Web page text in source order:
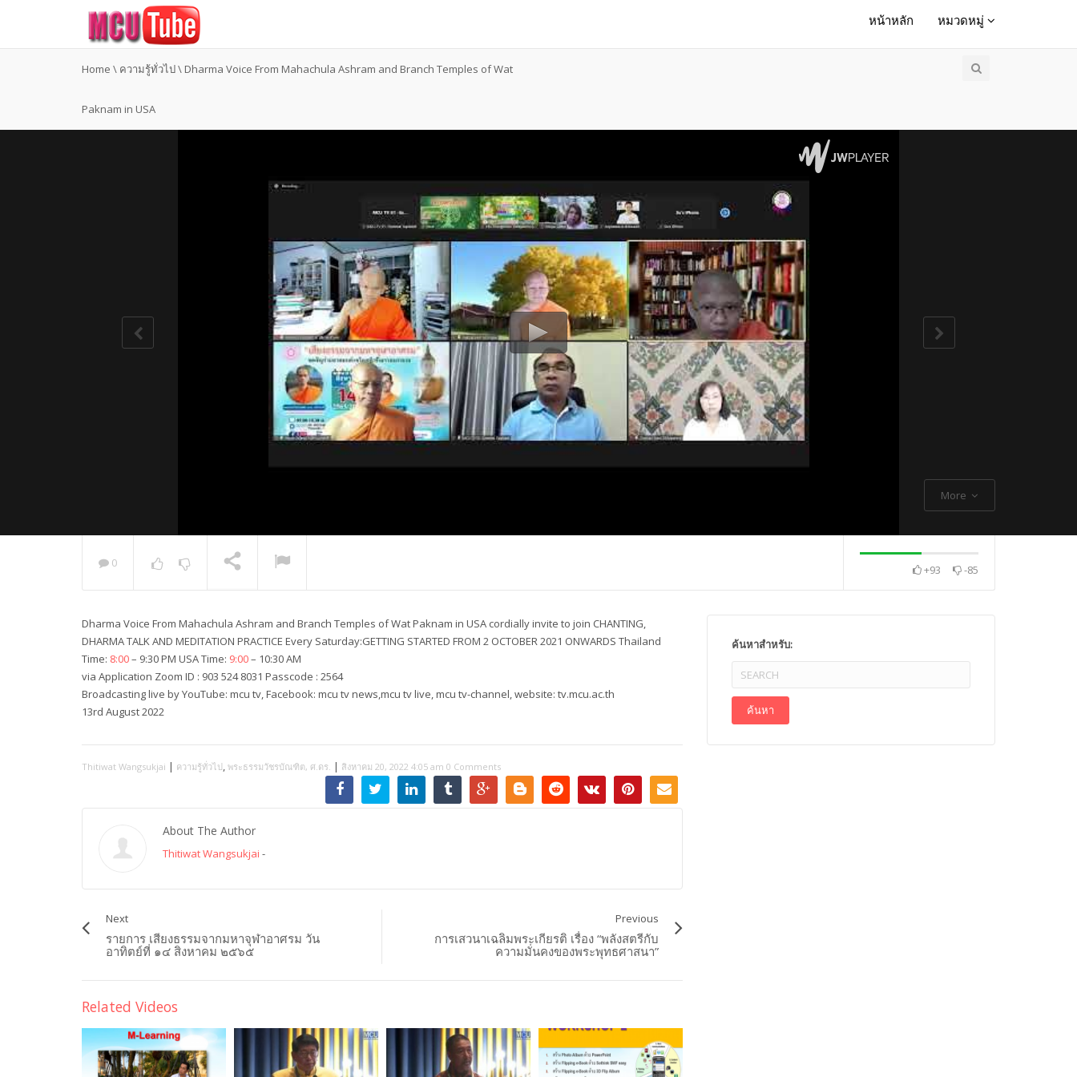
หน้าหลัก หมวดหมู่
Home \ ความรู้ทั่วไป\ Dharma Voice From Mahachula Ashram and Branch Temples of Wat
Paknam in USA
More
NOW PLAYING
กล่าวแสดงความยินดี
ความยินดี
Most Ven Dr. Thch Quang
Ba, Australia
0 +93 -85
Dharma Voice From Mahachula Ashram and Branch Temples of Wat Paknam in USA cordially invite to join CHANTING,
DHARMA TALK AND MEDITATION PRACTICE Every Saturday:GETTING STARTED FROM 2 OCTOBER 2021 ONWARDS Thailand
Time: 8:00– 9:30 PM USA Time: 9:00– 10:30 AM
via Application Zoom ID : 903 524 8031 Passcode : 2564
Broadcasting live by YouTube: mcu tv, Facebook: mcu tv news,mcu tv live, mcu tv-channel, website: tv.mcu.ac.th
13rd August 2022
Thitiwat Wangsukjai | ความรู้ทั่วไป, พระธรรมวัชรบัณฑิต, ศ.ดร. | สิงหาคม 20, 2022 4:05 am 0 Comments
About The Author
Thitiwat Wangsukjai -
Next
รายการ เสียงธรรมจากมหาจุฬาอาศรม วัน
อาทิตย์ที่ ๑๔ สิงหาคม ๒๕๖๕
Previous
การเสวนาเฉลิมพระเกียรติ เรื่อง “พลังสตรีกับ
ความมั่นคงของพระพุทธศาสนา”
Related Videos
ค้นหาสำหรับ: